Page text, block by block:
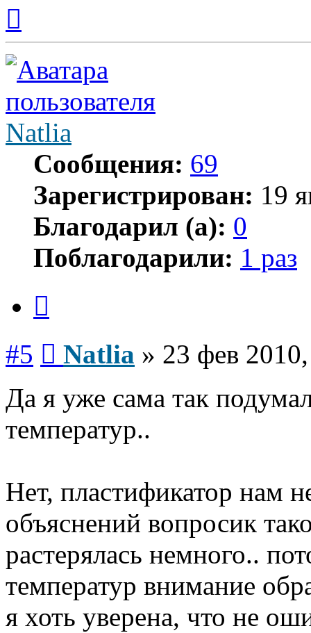
началу
Natlia
Сообщения: 69
Зарегистрирован: 19
Благодарил (а): 0
Поблагодарили: 1 раз
#5 Natlia » 23 фев
Да я уже сама так
температур..
Нет, пластификатор нам
объяснений вопросик
растерялась немного..
температур внимание
я хоть уверена, что не